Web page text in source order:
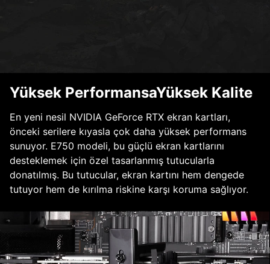
Yüksek PerformansaYüksek Kalite
En yeni nesil NVIDIA GeForce RTX ekran kartları,
önceki serilere kıyasla çok daha yüksek performans
sunuyor. E750 modeli, bu güçlü ekran kartlarını
desteklemek için özel tasarlanmış tutucularla
donatılmış. Bu tutucular, ekran kartını hem dengede
tutuyor hem de kırılma riskine karşı koruma sağlıyor.